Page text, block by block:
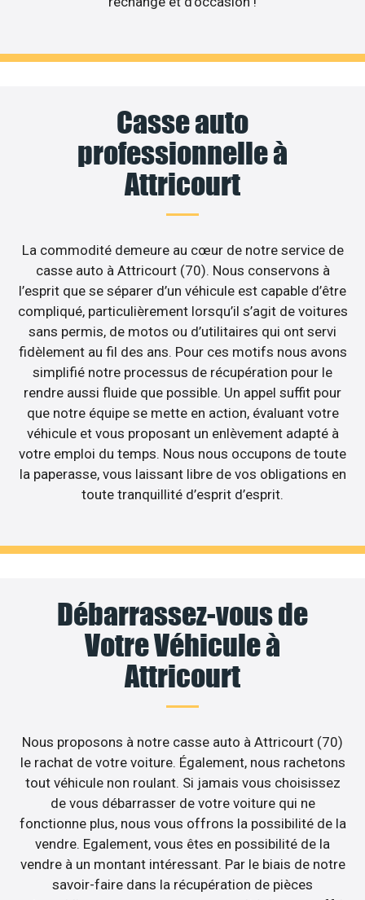
Casse auto
professionnelle à
Attricourt
La commodité demeure au cœur de notre service de
casse auto à Attricourt (70). Nous conservons à
l’esprit que se séparer d’un véhicule est capable d’être
compliqué, particulièrement lorsqu’il s’agit de voitures
sans permis, de motos ou d’utilitaires qui ont servi
fidèlement au fil des ans. Pour ces motifs nous avons
simplifié notre processus de récupération pour le
rendre aussi fluide que possible. Un appel suffit pour
que notre équipe se mette en action, évaluant votre
véhicule et vous proposant un enlèvement adapté à
votre emploi du temps. Nous nous occupons de toute
la paperasse, vous laissant libre de vos obligations en
toute tranquillité d’esprit d’esprit.
Débarrassez-vous de
Votre Véhicule à
Attricourt
Nous proposons à notre casse auto à Attricourt (70)
le rachat de votre voiture. Également, nous rachetons
tout véhicule non roulant. Si jamais vous choisissez
de vous débarrasser de votre voiture qui ne
fonctionne plus, nous vous offrons la possibilité de la
vendre. Egalement, vous êtes en possibilité de la
vendre à un montant intéressant. Par le biais de notre
savoir-faire dans la récupération de pièces